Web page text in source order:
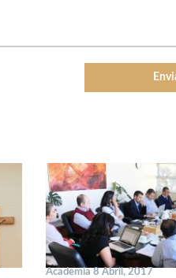
Academia 8 Abril, 2017